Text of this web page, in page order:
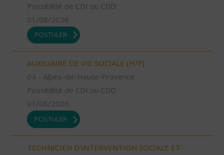
Possibilité de CDI ou CDD
01/08/2026
POSTULER
AUXILIAIRE DE VIE SOCIALE (H/F)
04 - Alpes-de-Haute-Provence
Possibilité de CDI ou CDD
01/08/2026
POSTULER
TECHNICIEN D’INTERVENTION SOCIALE ET